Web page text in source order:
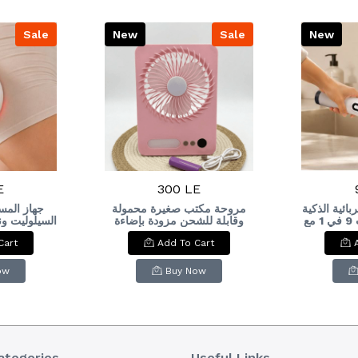
Sale
جهاز
Anti-
Body
Sale
New
300 LE
مروحة مكتب صغيرة محمولة
وقابلة للشحن مزودة بإضاءة
LEDPortable
Rechargeable Mini Desk
Fan with LED Light
Add To Cart
Buy Now
New
الذكية
متعددة الاستخدامات 9 في 1 مع
شاشة LED (9 in 1